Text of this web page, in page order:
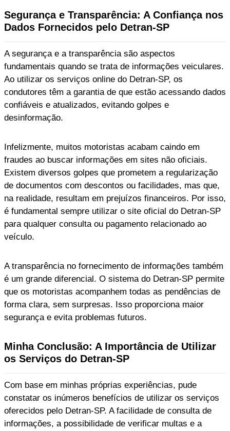
Segurança e Transparência: A Confiança nos
Dados Fornecidos pelo Detran-SP
A segurança e a transparência são aspectos
fundamentais quando se trata de informações veiculares.
Ao utilizar os serviços online do Detran-SP, os
condutores têm a garantia de que estão acessando dados
confiáveis e atualizados, evitando golpes e
desinformação.
Infelizmente, muitos motoristas acabam caindo em
fraudes ao buscar informações em sites não oficiais.
Existem diversos golpes que prometem a regularização
de documentos com descontos ou facilidades, mas que,
na realidade, resultam em prejuízos financeiros. Por isso,
é fundamental sempre utilizar o site oficial do Detran-SP
para qualquer consulta ou pagamento relacionado ao
veículo.
A transparência no fornecimento de informações também
é um grande diferencial. O sistema do Detran-SP permite
que os motoristas acompanhem todas as pendências de
forma clara, sem surpresas. Isso proporciona maior
segurança e evita problemas futuros.
Minha Conclusão: A Importância de Utilizar
os Serviços do Detran-SP
Com base em minhas próprias experiências, pude
constatar os inúmeros benefícios de utilizar os serviços
oferecidos pelo Detran-SP. A facilidade de consulta de
informações, a possibilidade de verificar multas e a